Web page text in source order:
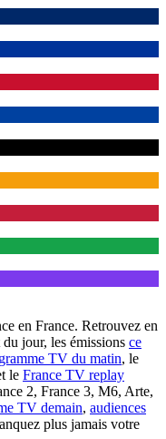
en France. Retrouvez en
jour, les émissions ce
TV du matin, le
le France TV replay
2, France 3, M6, Arte,
TV demain, audiences
plus jamais votre